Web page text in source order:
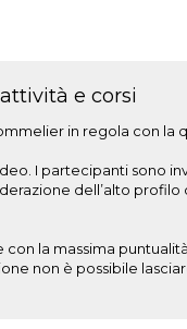
e corsi
in regola con la
I partecipanti sono
dell’alto profilo
la massima
non è possibile